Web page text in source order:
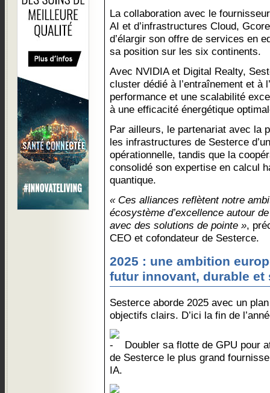
La collaboration avec le
AI et d’infrastructures Cloud,
d’élargir son offre de services en
sa position sur les six continents.
Avec NVIDIA et Digital Realty,
cluster dédié à l’entraînement et à
performance et une scalabilité
à une efficacité énergétique
Par ailleurs, le partenariat avec la
les infrastructures de Sesterce
opérationnelle, tandis que la
consolidé son expertise en calcul
quantique.
« Ces alliances reflètent notre
écosystème d’excellence autour
avec des solutions de pointe »,
CEO et cofondateur de Sesterce.
2025 : une ambition
futur innovant, durable et
Sesterce aborde 2025 avec un
objectifs clairs. D’ici la fin de
Doubler sa flotte de GPU pour
de Sesterce le plus grand
IA.